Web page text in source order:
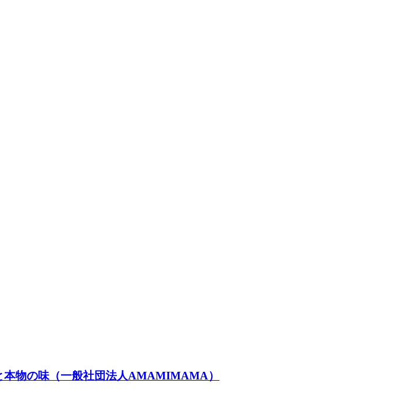
本物の味（一般社団法人AMAMIMAMA）